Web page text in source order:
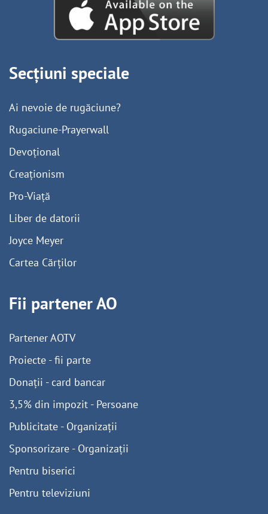
Secțiuni speciale
Ai nevoie de rugăciune?
Rugaciune-Prayerwall
Devoțional
Creaționism
Pro-Viață
Liber de datorii
Joyce Meyer
Cartea Cărților
Fii partener AO
Partener AOTV
Proiecte - fii parte
Donații - card bancar
3,5% din impozit - Persoane
Publicitate - Organizații
Sponsorizare - Organizații
Pentru biserici
Pentru televiziuni